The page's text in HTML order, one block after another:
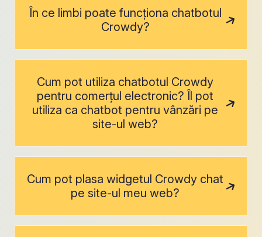
În ce limbi poate funcționa chatbotul
Crowdy?
Cum pot utiliza chatbotul Crowdy
pentru comerțul electronic? Îl pot
utiliza ca chatbot pentru vânzări pe
site-ul web?
Cum pot plasa widgetul Crowdy chat
pe site-ul meu web?